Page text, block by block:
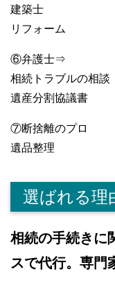
建築士
リフォーム
⑥弁護士⇒
相続トラブルの相談
遺産分割協議書
⑦断捨離のプロ
遺品整理
選ばれる理
相続の手続きに
スで代行。専門